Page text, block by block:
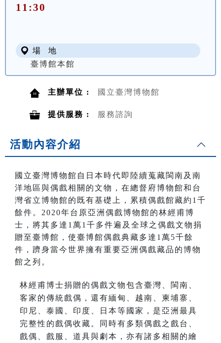
11:30
場 地
臺博館本館
主辦單位 : 國立臺灣博物館
提供服務 : 服務諮詢
活動內容介紹
國立臺灣博物館自日本時代即陸續蒐藏閩南及南
洋地區與偶戲相關的文物，在總督府博物館和台
灣省立博物館的既有基礎上，累積偶戲館藏約 1 千
餘件。 2020年台原亞洲偶戲博物館的林經甫博
士，將其多達 1 萬1 千多件遍及全球之偶戲文物捐
贈至臺博館，使臺博館偶戲典藏多達 1 萬5千餘
件，躋身當今世界擁有重要亞洲偶戲藏品的博物
館之列。
林經甫博士捐贈的偶戲文物包含臺灣、閩南、
客家的傳統戲偶，還有緬甸、越南、柬埔寨、
印尼、泰國、印度、日本等國家，是亞洲最具
完整性的戲偶收藏。同時有多類偶戲之戲台、
戲偶、戲服、道具與劇本，亦有諸多相關的繪